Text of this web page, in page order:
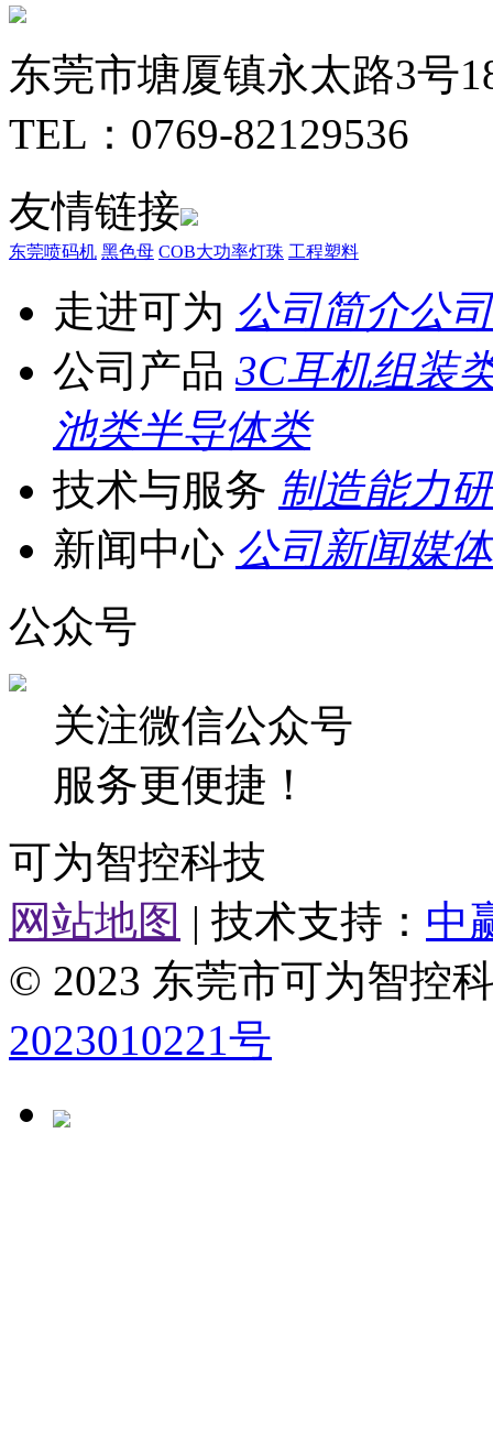
东莞市塘厦镇永太路3号
TEL：0769-82129536
友情链接
东莞喷码机 黑色母 COB大功率灯珠 工程塑料
走进可为 公司简介公
公司产品 3C耳机组装
池类半导体类
技术与服务 制造能力
新闻中心 公司新闻媒
公众号
关注微信公众号
服务更便捷！
可为智控科技
网站地图 | 技术支持： 中
© 2023 东莞市可为智控
2023010221号